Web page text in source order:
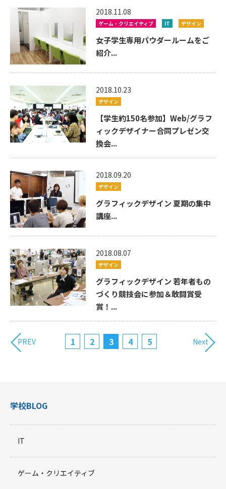
2018.11.08
ゲーム・クリエイティブ IT デザイン
女子学生専用パウダールームをご
紹介...
2018.10.23
デザイン
【学生約150名参加】Web/グラフ
ィックデザイナー合同プレゼン交
換会...
2018.09.20
デザイン
グラフィックデザイン 夏期の集中
講座...
2018.08.07
デザイン
グラフィックデザイン 若年者もの
づくり競技会に参加＆敢闘賞受
賞！...
PREV 1 2 3 4 5 Next
学校BLOG
IT
ゲーム・クリエイティブ